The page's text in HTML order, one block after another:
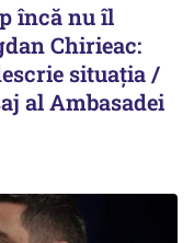
încă nu îl
Chirieac:
situația /
al Ambasadei